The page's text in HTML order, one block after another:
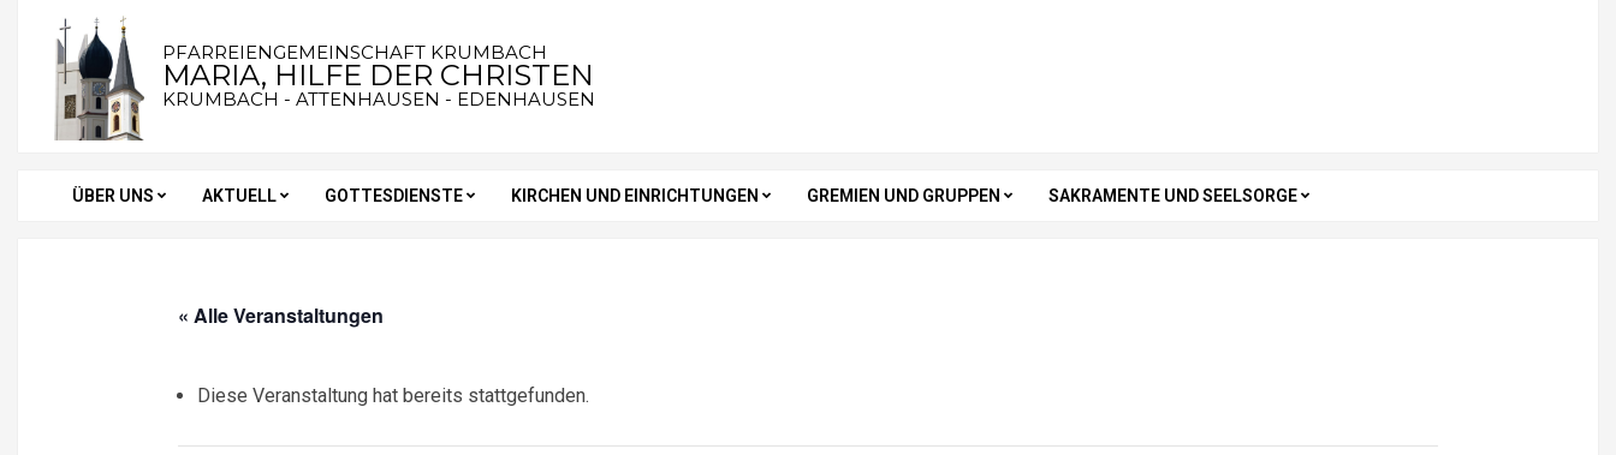
content
PFARREIENGEMEINSCHAFT KRUMBACH
MARIA, HILFE DER CHRISTEN
KRUMBACH - ATTENHAUSEN - EDENHAUSEN
Secondary
ÜBER UNS AKTUELL GOTTESDIENSTE KIRCHEN UND EINRICHTUNGEN GREMIEN UND GRUPPEN SAKRAMENTE UND SEELSORGE
« Alle Veranstaltungen
Diese Veranstaltung hat bereits stattgefunden.